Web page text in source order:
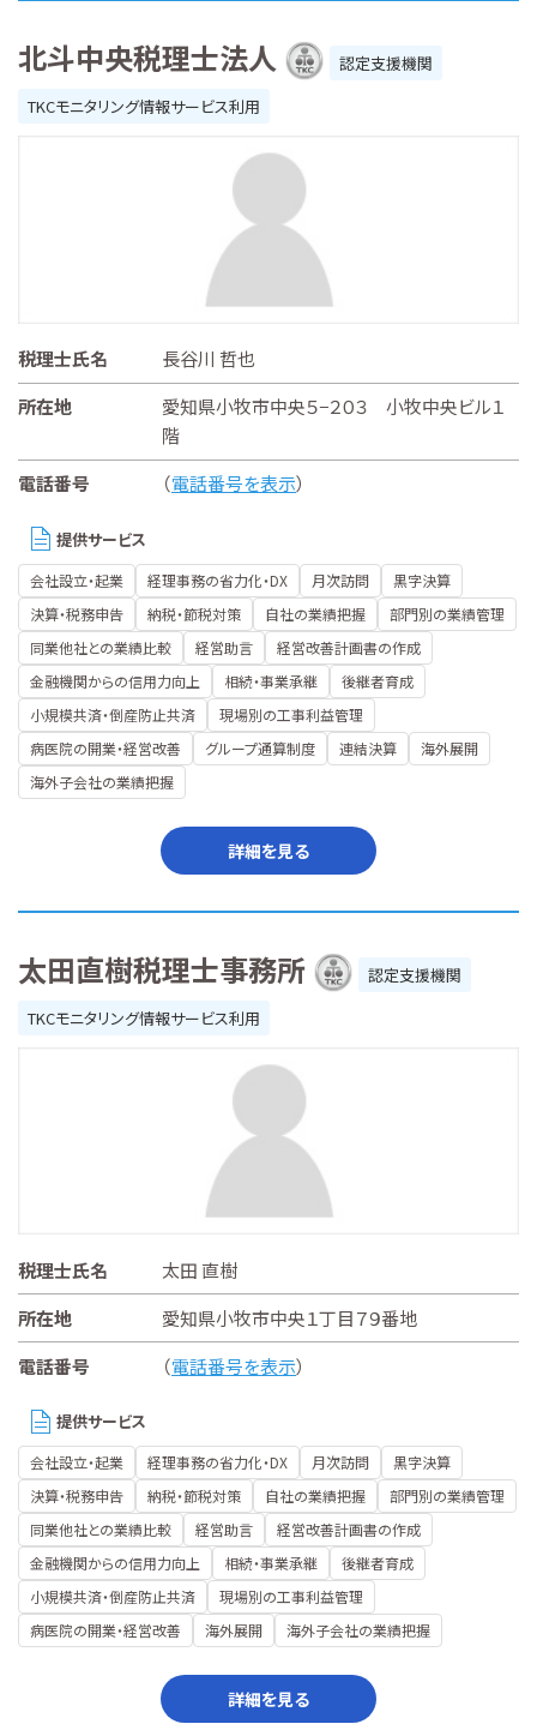
北斗中央税理士法人
認定支援機関
TKCモニタリング情報サービス利用
税理士氏名
長谷川 哲也
所在地
愛知県小牧市中央５−２０３ 小牧中央ビル１
階
電話番号
（電話番号を表示）
提供サービス
会社設立・起業 経理事務の省力化・DX 月次訪問
黒字決算
決算・税務申告
納税・節税対策 自社の業績把握
部門別の業績管理
同業他社との業績比較
経営助言
経営改善計画書の作成
金融機関からの信用力向上
相続・事業承継
後継者育成
小規模共済・倒産防止共済
現場別の工事利益管理
病医院の開業・経営改善
グループ通算制度 連結決算
海外展開
海外子会社の業績把握
詳細を見る
太田直樹税理士事務所
認定支援機関
TKCモニタリング情報サービス利用
税理士氏名
太田 直樹
所在地
愛知県小牧市中央１丁目７９番地
電話番号
（電話番号を表示）
提供サービス
会社設立・起業 経理事務の省力化・DX 月次訪問
黒字決算
決算・税務申告
納税・節税対策 自社の業績把握
部門別の業績管理
同業他社との業績比較
経営助言
経営改善計画書の作成
金融機関からの信用力向上
相続・事業承継
後継者育成
小規模共済・倒産防止共済
現場別の工事利益管理
病医院の開業・経営改善
海外展開 海外子会社の業績把握
詳細を見る